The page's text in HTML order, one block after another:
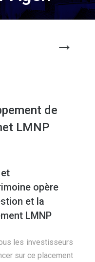
→
de
LMNP
opère
et la
LMNP
les investisseurs
sur ce placement